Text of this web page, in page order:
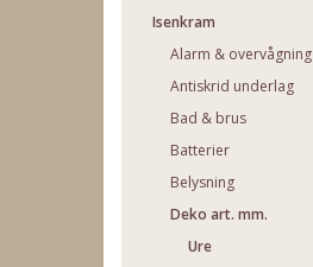
Isenkram
Alarm & overvågning
Antiskrid underlag
Bad & brus
Batterier
Belysning
Deko art. mm.
Ure